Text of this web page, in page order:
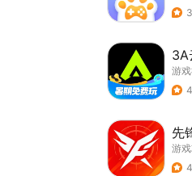
3A
游
先
游